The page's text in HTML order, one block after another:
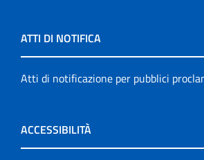
ATTI DI NOTIFICA
Atti di notificazione per pubblici
ACCESSIBILITÀ